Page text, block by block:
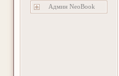
Админ NeoBook